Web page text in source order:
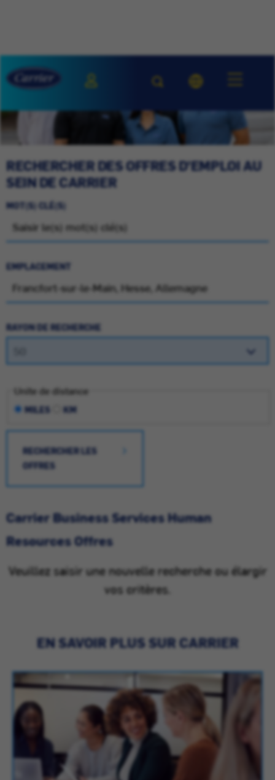
RECHERCHER DES OFFRES D'EMPLOI AU
SEIN DE CARRIER
MOT(S) CLÉ(S)
EMPLACEMENT
RAYON DE RECHERCHE
Unite de distance
MILES KM
RECHERCHER LES
OFFRES
Carrier Business Services Human
Resources Offres
Veuillez saisir une nouvelle recherche ou élargir
vos critères.
EN SAVOIR PLUS SUR CARRIER